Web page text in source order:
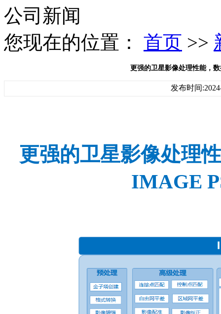
公司新闻
您现在的位置： 首页 >>
更强的卫星影像处理性能，
发布时间
更强的卫星影像处理
IMAGE